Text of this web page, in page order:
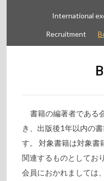
International
Recruitment
書籍の編著者である
き、出版後1年以内の
す。 対象書籍は対象書
関連するものとしてお
会員におかれましては